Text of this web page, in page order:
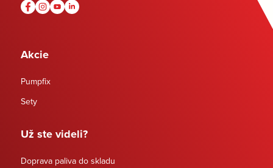
Akcie
Pumpfix
Sety
Už ste videli?
Doprava paliva do skladu